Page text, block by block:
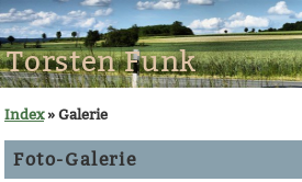
Torsten Funk
Index» Galerie
Foto-Galerie